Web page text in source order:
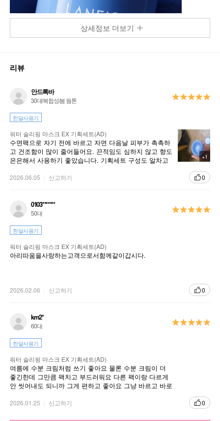
상세정보 더보기
리뷰
안드록바
30대/복합성/봄 웜톤
한달사용기
+1
워터 슬리핑 마스크 EX 기획세트(AD)
수면팩으로 자기 전에 바르고 자면 다음날 피부가 촉촉하
고 건조함이 많이 줄어들어요. 끈적임도 심하지 않고 향도
은은해서 사용하기 좋았습니다. 기획세트 구성도 알차고
2026.06.05 신고하기 0
0103*******
50대
한달사용기
워터 슬리핑 마스크 EX 기획세트(AD)
아리따움을사랑하는고객으로서함께같이갑시다.
2026.02.06 신고하기 0
km2*
60대
한달사용기
워터 슬리핑 마스크 EX 기획세트(AD)
여름에 수분 크림처럼 쓰기 좋아요 물론 수분 크림이 더
좋긴한데 그만큼 팩치고 부드러워요 다른 팩이랑 다르게
안 씻어내도 되니까 그게 편하고 좋아요 그냥 바르고 바로
2026.01.25 신고하기 0